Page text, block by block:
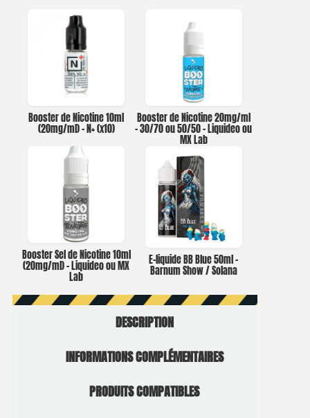
Booster de Nicotine 10ml
(20mg/ml) – N+ (x10)
Booster de Nicotine 20mg/ml
– 30/70 ou 50/50 – Liquideo ou
MX Lab
Booster Sel de Nicotine 10ml
(20mg/ml) – Liquideo ou MX
Lab
E-liquide BB Blue 50ml –
Barnum Show / Solana
DESCRIPTION
INFORMATIONS COMPLÉMENTAIRES
PRODUITS COMPATIBLES